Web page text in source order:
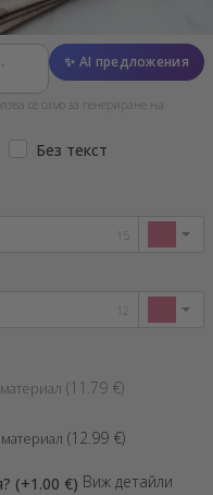
✨ AI предложения
се само за генериране на
Без текст
15
12
(11.79 €)
(12.99 €)
(+1.00 €) Виж детайли